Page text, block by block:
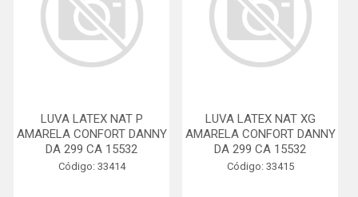
LUVA LATEX NAT P
AMARELA CONFORT DANNY
DA 299 CA 15532
Código: 33414
LUVA LATEX NAT XG
AMARELA CONFORT DANNY
DA 299 CA 15532
Código: 33415